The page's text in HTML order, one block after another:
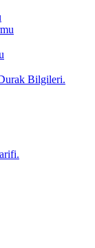
Bilgileri.